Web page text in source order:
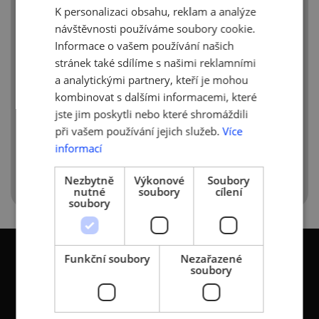
KONTAKTY
ENGLISH
K personalizaci obsahu, reklam a analýze
návštěvnosti používáme soubory cookie.
Informace o vašem používání našich
stránek také sdílíme s našimi reklamními
a analytickými partnery, kteří je mohou
kombinovat s dalšími informacemi, které
jste jim poskytli nebo které shromáždili
při vašem používání jejich služeb. Více
informací
Nezbytně
nutné
soubory
Výkonové
soubory
Soubory
cílení
Funkční soubory
Nezařazené
soubory